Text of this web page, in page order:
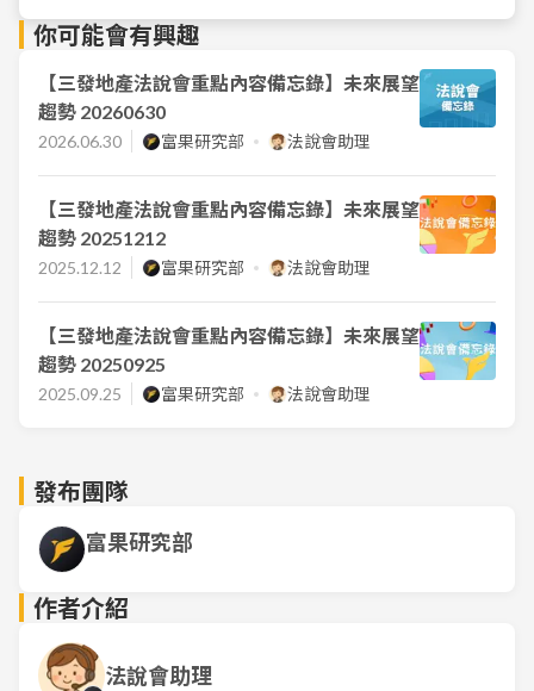
你可能會有興趣
【三發地產法說會重點內容備忘錄】未來展望
趨勢 20260630
2026.06.30 富果研究部 法說會助理
【三發地產法說會重點內容備忘錄】未來展望
趨勢 20251212
2025.12.12 富果研究部 法說會助理
【三發地產法說會重點內容備忘錄】未來展望
趨勢 20250925
2025.09.25 富果研究部 法說會助理
發布團隊
富果研究部
作者介紹
法說會助理